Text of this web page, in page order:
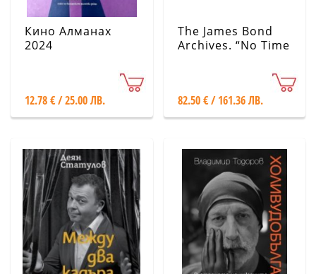
Кино Алманах
2024
12.78 € / 25.00 ЛВ.
The James Bond
Archives. “No Time
82.50 € / 161.36 ЛВ.